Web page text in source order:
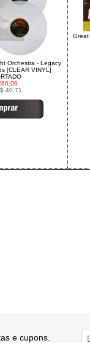
Orchestra - Legacy
[CLEAR VINYL]
40,71
e cupons.